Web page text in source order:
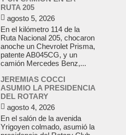
RUTA 205
agosto 5, 2026
En el kilómetro 114 de la
Ruta Nacional 205, chocaron
anoche un Chevrolet Prisma,
patente AB045CG, y un
camión Mercedes Benz,...
JEREMIAS COCCI
ASUMIO LA PRESIDENCIA
DEL ROTARY
agosto 4, 2026
En el salón de la avenida
Yrigoyen colmado, asumió la